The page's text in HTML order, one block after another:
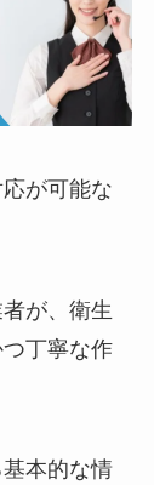
が可能な
が、衛生
丁寧な作
本的な情